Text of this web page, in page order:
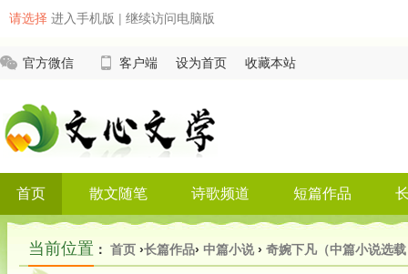
请选择 进入手机版 | 继续访问电脑版
官方微信 客户端 设为首页 收藏本站
首页 散文随笔 诗歌频道 短篇作品
当前位置 ： 首页 ›长篇作品› 中篇小说 › 奇婉下凡（中篇小说选